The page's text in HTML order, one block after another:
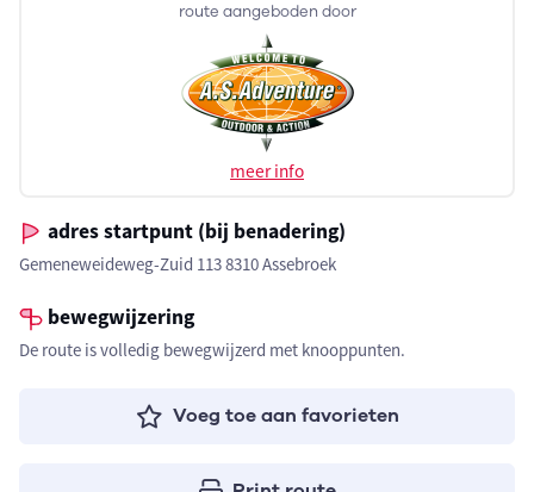
route aangeboden door
meer info
adres startpunt (bij benadering)
Gemeneweideweg-Zuid 113 8310 Assebroek
bewegwijzering
De route is volledig bewegwijzerd met knooppunten.
Voeg toe aan favorieten